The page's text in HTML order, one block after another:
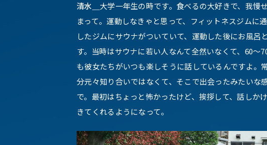
清水＿ 大学一年生の時です。食べるの大好きで、我慢
まって。運動しなきゃと思って、フィットネスジムに
したジムにサウナがついていて、運動した後にお風呂
す。当時はサウナに若い人なんて全然いなくて、60～
も彼女たちがいつも楽しそうに話しているんですよ。
分元々知り合いではなくて、そこで出会ったみたいな
で。最初はちょっと怖かったけど、挨拶して、話しか
きてくれるようになって。